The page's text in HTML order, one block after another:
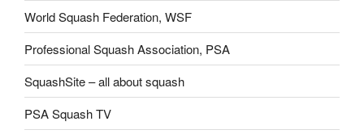
World Squash Federation, WSF
Professional Squash Association, PSA
SquashSite – all about squash
PSA Squash TV